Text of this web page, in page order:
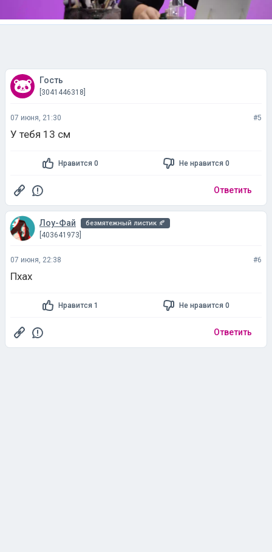
Гость
[3041446318]
07 июня, 21:30 #5
У тебя 13 см
Нравится 0 Не нравится 0
Ответить
Лоу-Фай безмятежный листик 🍂
[403641973]
07 июня, 22:38 #6
Пхах
Нравится 1 Не нравится 0
Ответить